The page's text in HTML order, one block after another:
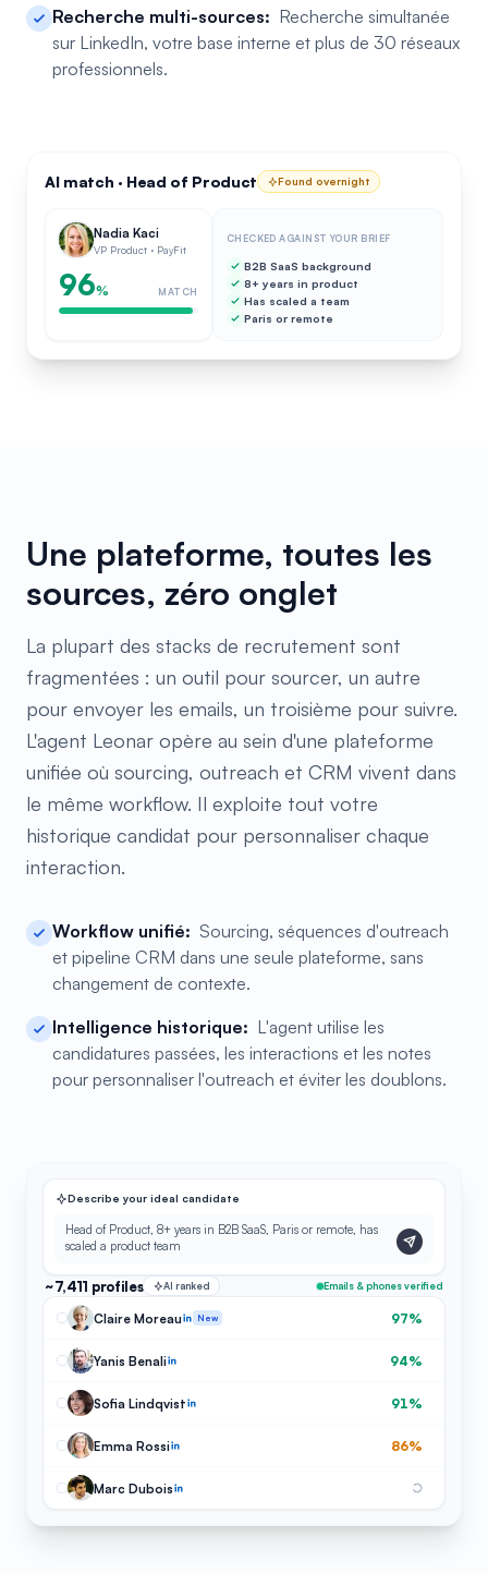
Recherche multi-sources: Recherche simultanée
sur LinkedIn, votre base interne et plus de 30 réseaux
professionnels.
AI match · Head of Product Found overnight
Nadia Kaci
VP Product · PayFit
96% MATCH
CHECKED AGAINST YOUR BRIEF
B2B SaaS background
8+ years in product
Has scaled a team
Paris or remote
Une plateforme, toutes les
sources, zéro onglet
La plupart des stacks de recrutement sont
fragmentées : un outil pour sourcer, un autre
pour envoyer les emails, un troisième pour suivre.
L'agent Leonar opère au sein d'une plateforme
unifiée où sourcing, outreach et CRM vivent dans
le même workflow. Il exploite tout votre
historique candidat pour personnaliser chaque
interaction.
Workflow unifié: Sourcing, séquences d'outreach
et pipeline CRM dans une seule plateforme, sans
changement de contexte.
Intelligence historique: L'agent utilise les
candidatures passées, les interactions et les notes
pour personnaliser l'outreach et éviter les doublons.
Describe your ideal candidate
Head of Product, 8+ years in B2B SaaS, Paris or remote, has
scaled a product team
~7,411 profiles AI ranked Emails & phones verified
Claire Moreau New 97%
Yanis Benali 94%
Sofia Lindqvist 91%
Emma Rossi 86%
Marc Dubois